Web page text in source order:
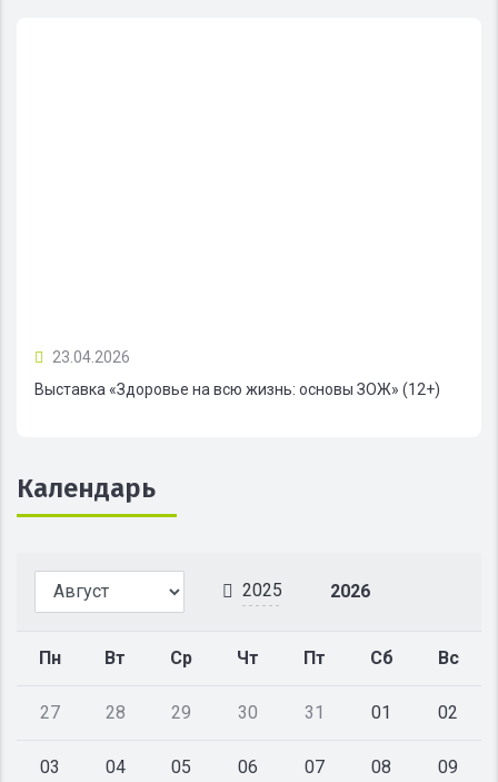
23.04.2026
Выставка «Здоровье на всю жизнь: основы ЗОЖ» (12+)
Календарь
2025 2026
Пн Вт Ср Чт Пт Сб Вс
27 28 29 30 31 01 02
03 04 05 06 07 08 09